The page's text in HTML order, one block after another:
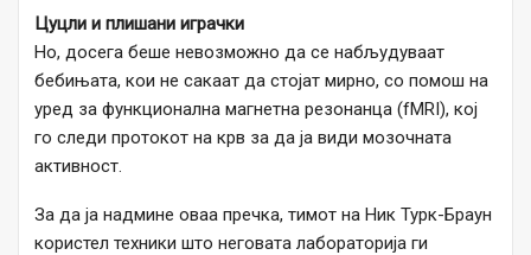
Цуцли и плишани играчки
Но, досега беше невозможно да се набљудуваат
бебињата, кои не сакаат да стојат мирно, со помош на
уред за функционална магнетна резонанца (fMRI), кој
го следи протокот на крв за да ја види мозочната
активност.
За да ја надмине оваа пречка, тимот на Ник Турк-Браун
користел техники што неговата лабораторија ги